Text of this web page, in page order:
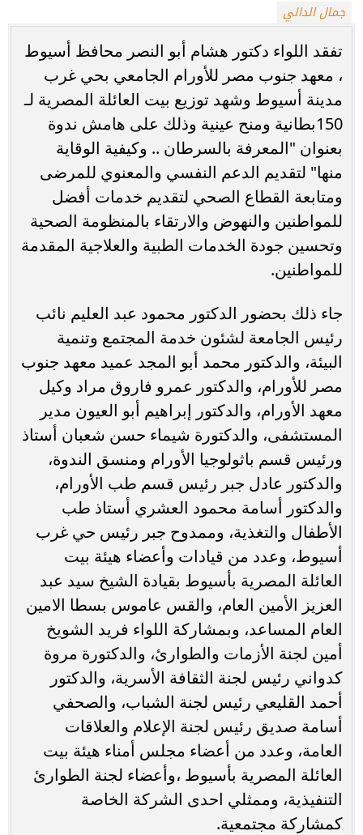
جمال الدالي
تفقد اللواء دكتور هشام أبو النصر محافظ أسيوط
، معهد جنوب مصر للأورام الجامعي بحي غرب
مدينة أسيوط وشهد توزيع بيت العائلة المصرية لـ
150بطانية ومنح عينية وذلك على هامش ندوة
بعنوان "المعرفة بالسرطان .. وكيفية الوقاية
منها" لتقديم الدعم النفسي والمعنوي للمرضى
ومتابعة القطاع الصحي لتقديم خدمات أفضل
للمواطنين والنهوض والارتقاء بالمنظومة الصحية
وتحسين جودة الخدمات الطبية والعلاجية المقدمة
للمواطنين.
جاء ذلك بحضور الدكتور محمود عبد العليم نائب
رئيس الجامعة لشئون خدمة المجتمع وتنمية
البيئة، والدكتور محمد أبو المجد عميد معهد جنوب
مصر للأورام، والدكتور عمرو فاروق مراد وكيل
معهد الأورام، والدكتور إبراهيم أبو العيون مدير
المستشفى، والدكتورة شيماء حسن شعبان أستاذ
ورئيس قسم باثولوجيا الأورام ومنسق الندوة،
والدكتور عادل جبر رئيس قسم طب الأورام،
والدكتور أسامة محمود العشري أستاذ طب
الأطفال والتغذية، وممدوح جبر رئيس حي غرب
أسيوط، وعدد من قيادات وأعضاء هيئة بيت
العائلة المصرية بأسيوط بقيادة الشيخ سيد عبد
العزيز الأمين العام، والقس عاموس بسطا الامين
العام المساعد، وبمشاركة اللواء فريد الشويخ
أمين لجنة الأزمات والطوارئ، والدكتورة مروة
كدواني رئيس لجنة الثقافة الأسرية، والدكتور
أحمد القليعي رئيس لجنة الشباب، والصحفي
أسامة صديق رئيس لجنة الإعلام والعلاقات
العامة، وعدد من أعضاء مجلس أمناء هيئة بيت
العائلة المصرية بأسيوط ،وأعضاء لجنة الطوارئ
التنفيذية، وممثلي احدى الشركة الخاصة
كمشاركة مجتمعية.